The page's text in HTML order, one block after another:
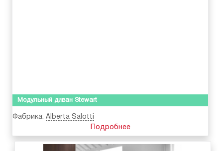
Модульный диван Stewart
Фабрика: Alberta Salotti
Подробнее